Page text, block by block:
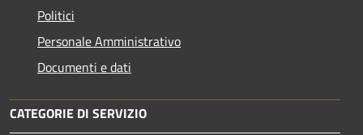
Politici
Personale Amministrativo
Documenti e dati
CATEGORIE DI SERVIZIO